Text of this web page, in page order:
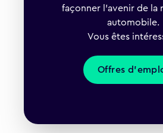
façonner l'avenir de la
automobile.
Vous êtes
Offres